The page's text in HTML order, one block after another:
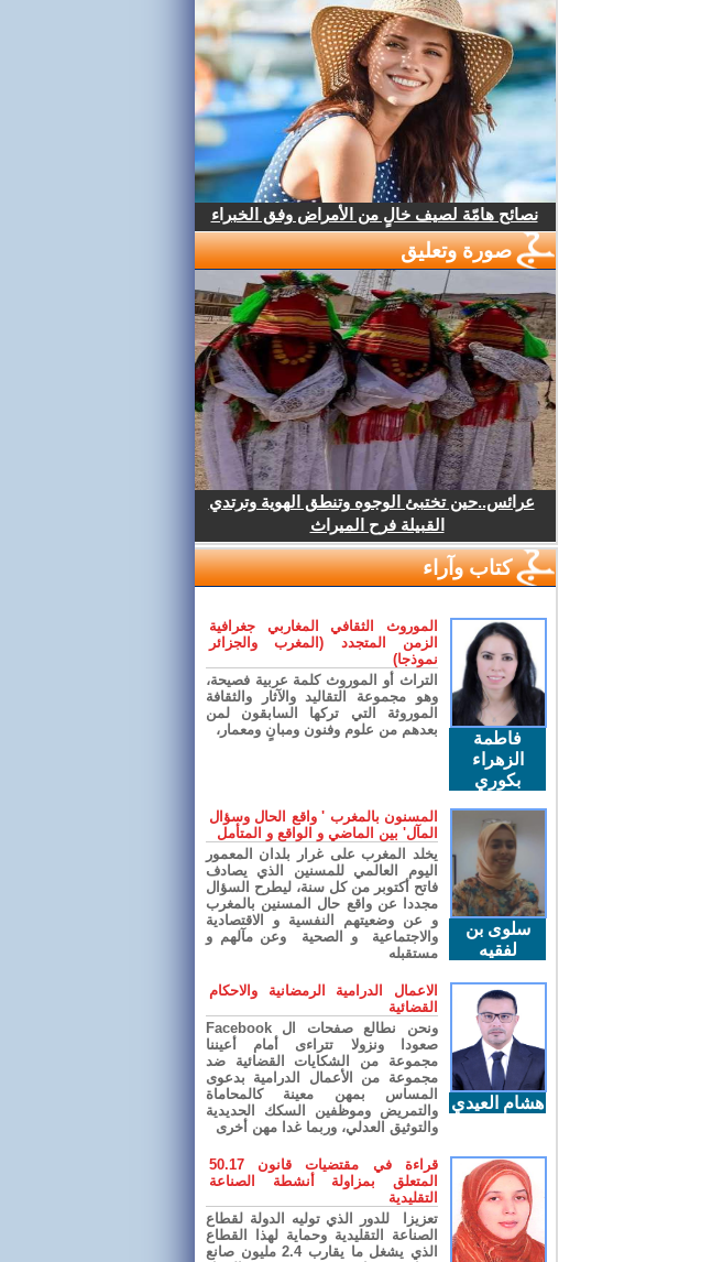
نصائح هامّة لصيف خالٍ من الأمراض وفق الخبراء
صورة وتعليق
عرائس..حين تختبئ الوجوه وتنطق الهوية وترتدي
القبيلة فرح الميراث
كتاب وآراء
فاطمة
الزهراء
بكوري
الموروث الثقافي المغاربي جغرافية
الزمن المتجدد (المغرب والجزائر
نموذجا)
التراث أو الموروث كلمة عربية فصيحة،
وهو مجموعة التقاليد والآثار والثقافة
الموروثة التي تركها السابقون لمن
بعدهم من علوم وفنون ومبانٍ ومعمار،
سلوى بن
لفقيه
المسنون بالمغرب ' واقع الحال وسؤال
المآل' بين الماضي و الواقع و المتأمل
يخلد المغرب على غرار بلدان المعمور
اليوم العالمي للمسنين الذي يصادف
فاتح أكتوبر من كل سنة، ليطرح السؤال
مجددا عن واقع حال المسنين بالمغرب
و عن وضعيتهم النفسية و الاقتصادية
والاجتماعية و الصحية وعن مآلهم و
مستقبله
هشام العيدي
الاعمال الدرامية الرمضانية والاحكام
القضائية
ونحن نطالع صفحات ال Facebook
صعودا ونزولا تتراءى أمام أعيننا
مجموعة من الشكايات القضائية ضد
مجموعة من الأعمال الدرامية بدعوى
المساس بمهن معينة كالمحاماة
والتمريض وموظفين السكك الحديدية
والتوثيق العدلي، وربما غدا مهن أخرى
قراءة في مقتضيات قانون 50.17
المتعلق بمزاولة أنشطة الصناعة
التقليدية
تعزيزا للدور الذي توليه الدولة لقطاع
الصناعة التقليدية وحماية لهذا القطاع
الذي يشغل ما يقارب 2.4 مليون صانع